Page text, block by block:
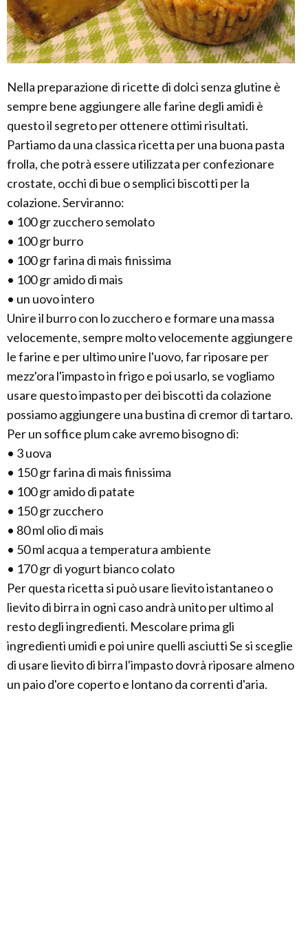
Nella preparazione di ricette di dolci senza glutine è
sempre bene aggiungere alle farine degli amidi è
questo il segreto per ottenere ottimi risultati.
Partiamo da una classica ricetta per una buona pasta
frolla, che potrà essere utilizzata per confezionare
crostate, occhi di bue o semplici biscotti per la
colazione. Serviranno:
• 100 gr zucchero semolato
• 100 gr burro
• 100 gr farina di mais finissima
• 100 gr amido di mais
• un uovo intero
Unire il burro con lo zucchero e formare una massa
velocemente, sempre molto velocemente aggiungere
le farine e per ultimo unire l'uovo, far riposare per
mezz'ora l'impasto in frigo e poi usarlo, se vogliamo
usare questo impasto per dei biscotti da colazione
possiamo aggiungere una bustina di cremor di tartaro.
Per un soffice plum cake avremo bisogno di:
• 3 uova
• 150 gr farina di mais finissima
• 100 gr amido di patate
• 150 gr zucchero
• 80 ml olio di mais
• 50 ml acqua a temperatura ambiente
• 170 gr di yogurt bianco colato
Per questa ricetta si può usare lievito istantaneo o
lievito di birra in ogni caso andrà unito per ultimo al
resto degli ingredienti. Mescolare prima gli
ingredienti umidi e poi unire quelli asciutti Se si sceglie
di usare lievito di birra l'impasto dovrà riposare almeno
un paio d'ore coperto e lontano da correnti d'aria.